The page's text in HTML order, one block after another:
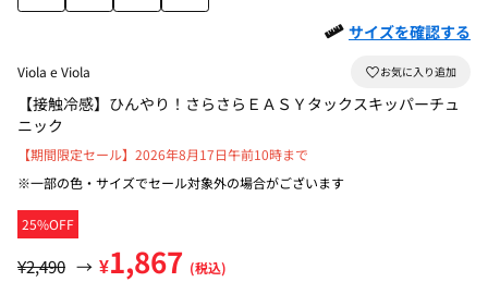
サイズを確認する
Viola e Viola
【接触冷感】ひんやり！さらさらＥＡＳＹタックスキッパーチュ
ニック
25%OFF
【期間限定セール】2026年8月17日午前10時まで
※一部の色・サイズでセール対象外の場合がございます
¥2,490 → ¥1,867 (税込)